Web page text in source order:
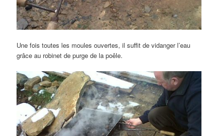
Une fois toutes les moules ouvertes, il suffit de vidanger l’eau
grâce au robinet de purge de la poêle.